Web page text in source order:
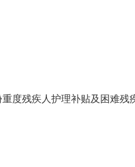
重度残疾人护理补贴及困难残